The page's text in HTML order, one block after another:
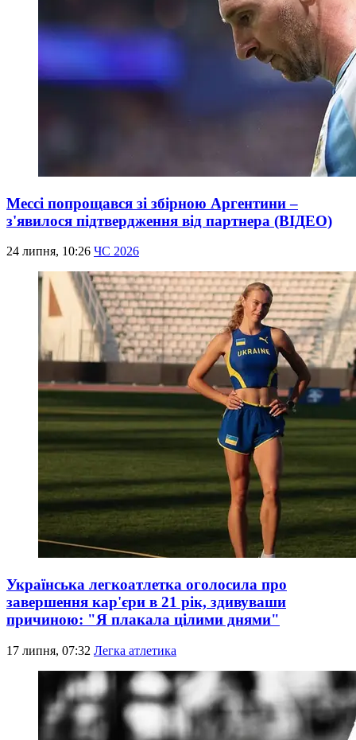
Мессі попрощався зі збірною Аргентини –
з'явилося підтвердження від партнера (ВІДЕО)
24 липня, 10:26 ЧС 2026
Українська легкоатлетка оголосила про
завершення кар'єри в 21 рік, здивуваши
причиною: "Я плакала цілими днями"
17 липня, 07:32 Легка атлетика